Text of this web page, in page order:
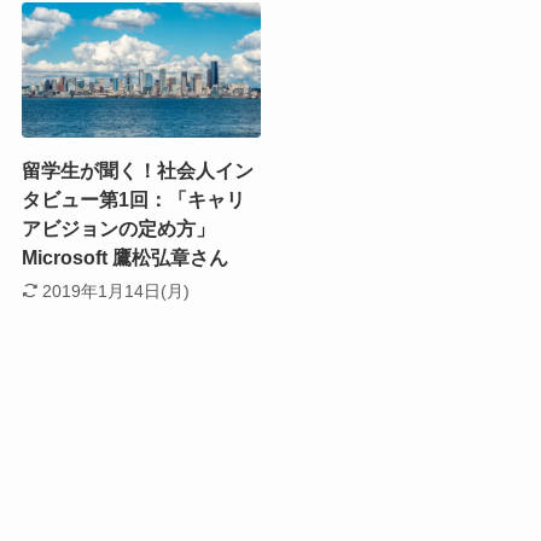
留学生が聞く！社会人イン
タビュー第1回：「キャリ
アビジョンの定め方」
Microsoft 鷹松弘章さん
2019年1月14日(月)